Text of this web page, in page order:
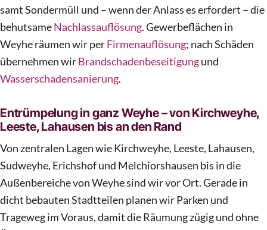
samt Sondermüll und – wenn der Anlass es erfordert – die
behutsameNachlassauflösung. Gewerbeflächen in
Weyhe räumen wir perFirmenauflösung; nach Schäden
übernehmen wirBrandschadenbeseitigungund
Wasserschadensanierung.
Entrümpelung in ganz Weyhe – von Kirchweyhe,
Leeste, Lahausen bis an den Rand
Von zentralen Lagen wie Kirchweyhe, Leeste, Lahausen,
Sudweyhe, Erichshof und Melchiorshausen bis in die
Außenbereiche von Weyhe sind wir vor Ort. Gerade in
dicht bebauten Stadtteilen planen wir Parken und
Trageweg im Voraus, damit die Räumung zügig und ohne